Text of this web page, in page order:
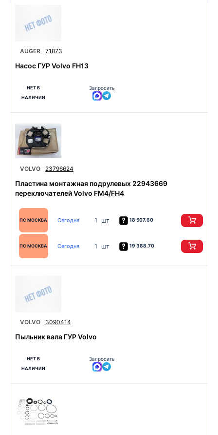
AUGER 71873
Насос ГУР Volvo FH13
НЕТ В
НАЛИЧИИ
Запросить
VOLVO 23796624
Пластина монтажная подрулевых 22943669
переключателей Volvo FM4/FH4
ПС МОСКВА Сегодня 1 шт 18 507.60
ПС МОСКВА Сегодня 1 шт 19 388.70
VOLVO 3090414
Пыльник вала ГУР Volvo
НЕТ В
НАЛИЧИИ
Запросить